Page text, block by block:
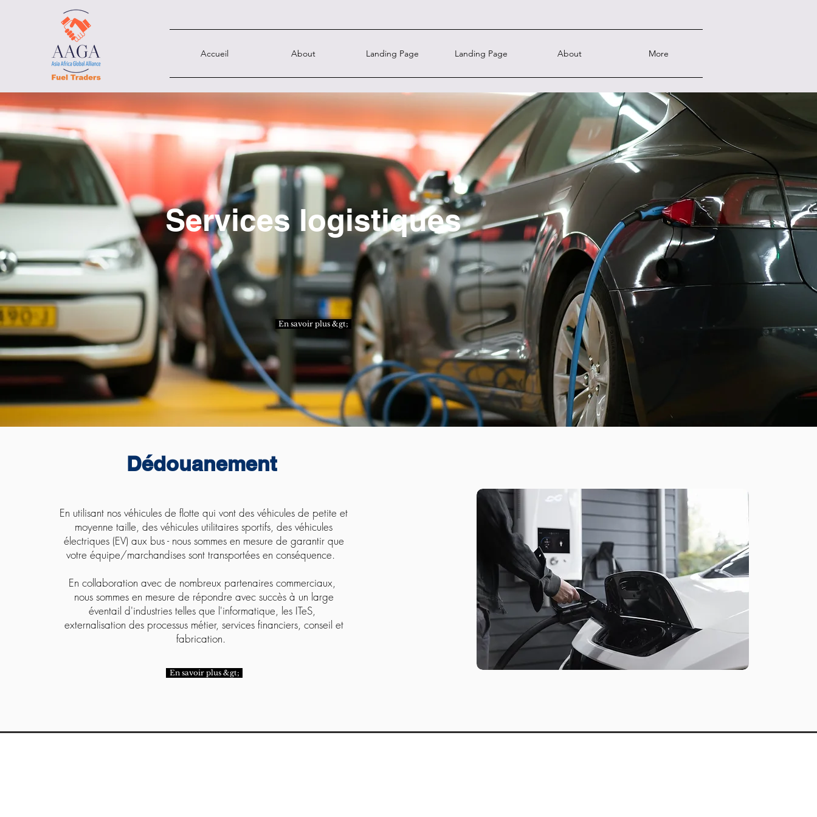
Accueil About Landing Page Landing Page About More
Services logistiques
En savoir plus &gt;
Dédouanement
En utilisant nos véhicules de flotte qui vont des véhicules de petite et
moyenne taille, des véhicules utilitaires sportifs, des véhicules
électriques (EV) aux bus - nous sommes en mesure de garantir que
votre équipe/marchandises sont transportées en conséquence.
En collaboration avec de nombreux partenaires commerciaux,
nous sommes en mesure de répondre avec succès à un large
éventail d'industries telles que l'informatique, les ITeS,
externalisation des processus métier, services financiers, conseil et
fabrication.
En savoir plus &gt;